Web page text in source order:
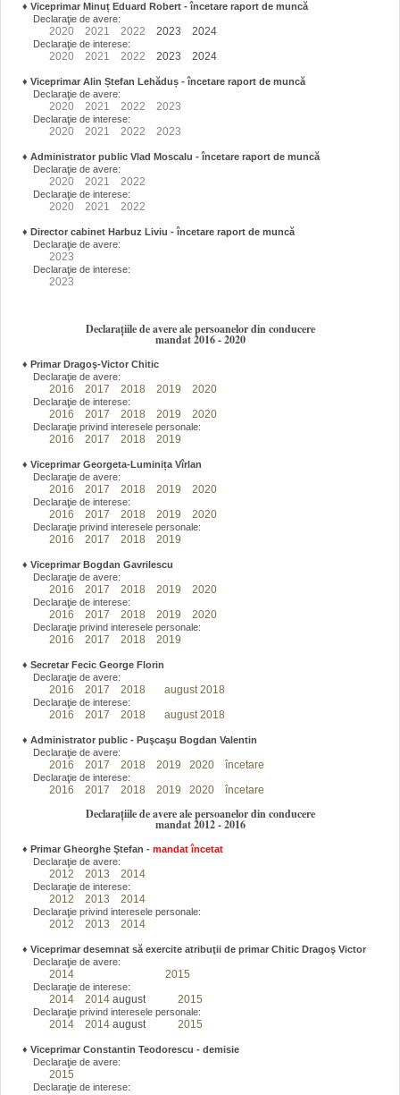
♦ Viceprimar Minuț Eduard Robert - încetare raport de muncă
Declaraţie de avere:
2020 2021 2022 2023 2024
Declaraţie de interese:
2020 2021 2022 2023 2024
♦ Viceprimar Alin Ștefan Lehăduș - încetare raport de muncă
Declaraţie de avere:
2020 2021 2022 2023
Declaraţie de interese:
2020 2021 2022 2023
♦ Administrator public Vlad Moscalu - încetare raport de muncă
Declaraţie de avere:
2020 2021 2022
Declaraţie de interese:
2020 2021 2022
♦ Director cabinet Harbuz Liviu - încetare raport de muncă
Declaraţie de avere:
2023
Declaraţie de interese:
2023
Declarațiile de avere ale persoanelor din conducere
mandat 2016 - 2020
♦ Primar Dragoş-Victor Chitic
Declaraţie de avere:
2016 2017 2018 2019 2020
Declaraţie de interese:
2016 2017 2018 2019 2020
Declaraţie privind interesele personale:
2016 2017 2018 2019
♦ Viceprimar Georgeta-Luminița Vîrlan
Declaraţie de avere:
2016 2017 2018 2019 2020
Declaraţie de interese:
2016 2017 2018 2019 2020
Declaraţie privind interesele personale:
2016 2017 2018 2019
♦ Viceprimar Bogdan Gavrilescu
Declaraţie de avere:
2016 2017 2018 2019 2020
Declaraţie de interese:
2016 2017 2018 2019 2020
Declaraţie privind interesele personale:
2016 2017 2018 2019
♦ Secretar Fecic George Florin
Declaraţie de avere:
2016 2017 2018 august 2018
Declaraţie de interese:
2016 2017 2018 august 2018
♦ Administrator public - Puşcaşu Bogdan Valentin
Declaraţie de avere:
2016 2017 2018 2019 2020 încetare
Declaraţie de interese:
2016 2017 2018 2019 2020 încetare
Declarațiile de avere ale persoanelor din conducere
mandat 2012 - 2016
♦ Primar Gheorghe Ştefan - mandat încetat
Declaraţie de avere:
2012 2013 2014
Declaraţie de interese:
2012 2013 2014
Declaraţie privind interesele personale:
2012 2013 2014
♦ Viceprimar desemnat să exercite atribuţii de primar Chitic Dragoş Victor
Declaraţie de avere:
2014 2015
Declaraţie de interese:
2014 2014 august 2015
Declaraţie privind interesele personale:
2014 2014 august 2015
♦ Viceprimar Constantin Teodorescu - demisie
Declaraţie de avere:
2015
Declaraţie de interese: